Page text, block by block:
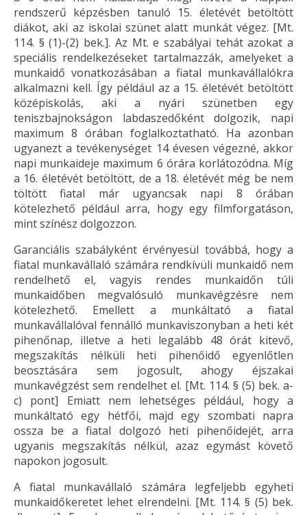
rendszerű képzésben tanuló 15. életévét betöltött
diákot, aki az iskolai szünet alatt munkát végez. [Mt.
114. § (1)-(2) bek.]. Az Mt. e szabályai tehát azokat a
speciális rendelkezéseket tartalmazzák, amelyeket a
munkaidő vonatkozásában a fiatal munkavállalókra
alkalmazni kell. Így például az a 15. életévét betöltött
középiskolás, aki a nyári szünetben egy
teniszbajnokságon labdaszedőként dolgozik, napi
maximum 8 órában foglalkoztatható. Ha azonban
ugyanezt a tevékenységet 14 évesen végezné, akkor
napi munkaideje maximum 6 órára korlátozódna. Míg
a 16. életévét betöltött, de a 18. életévét még be nem
töltött fiatal már ugyancsak napi 8 órában
kötelezhető például arra, hogy egy filmforgatáson,
mint színész dolgozzon.
Garanciális szabályként érvényesül továbbá, hogy a
fiatal munkavállaló számára rendkívüli munkaidő nem
rendelhető el, vagyis rendes munkaidőn túli
munkaidőben megvalósuló munkavégzésre nem
kötelezhető. Emellett a munkáltató a fiatal
munkavállalóval fennálló munkaviszonyban a heti két
pihenőnap, illetve a heti legalább 48 órát kitevő,
megszakítás nélküli heti pihenőidő egyenlőtlen
beosztására sem jogosult, ahogy éjszakai
munkavégzést sem rendelhet el. [Mt. 114. § (5) bek. a-
c) pont] Emiatt nem lehetséges például, hogy a
munkáltató egy hétfői, majd egy szombati napra
ossza be a fiatal dolgozó heti pihenőidejét, arra
ugyanis megszakítás nélkül, azaz egymást követő
napokon jogosult.
A fiatal munkavállaló számára legfeljebb egyheti
munkaidőkeretet lehet elrendelni. [Mt. 114. § (5) bek.